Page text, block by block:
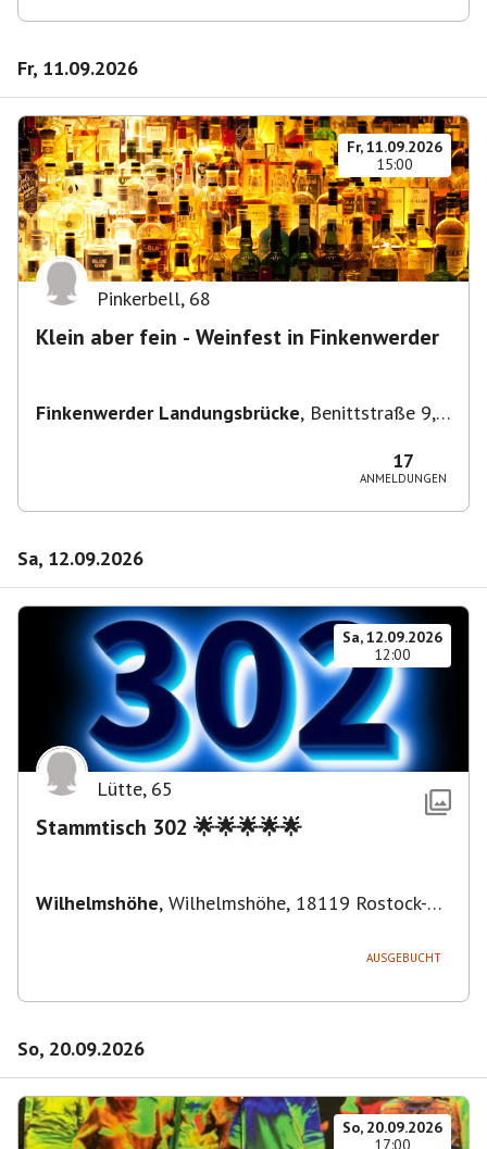
Fr, 11.09.2026
Fr, 11.09.2026
15:00
Pinkerbell, 68
Klein aber fein - Weinfest in Finkenwerder
Finkenwerder Landungsbrücke, Benittstraße 9,
17
ANMELDUNGEN
Sa, 12.09.2026
Sa, 12.09.2026
12:00
Lütte, 65
Stammtisch 302 🌟🌟🌟🌟🌟
Wilhelmshöhe, Wilhelmshöhe, 18119 Rostock-
AUSGEBUCHT
So, 20.09.2026
So, 20.09.2026
17:00